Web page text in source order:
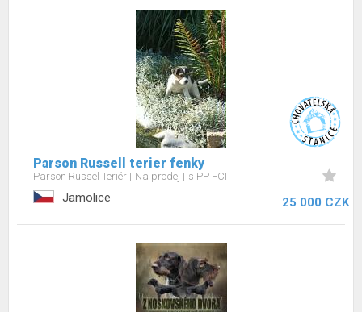
Parson Russell terier fenky
Parson Russel Teriér Na prodej s PP FCI
Jamolice 25 000 CZK